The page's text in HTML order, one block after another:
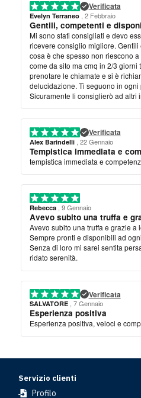
Verificata
Evelyn Terraneo , 2 Febbraio
Gentili, competenti e
Mi sono stati consigliati e devo
ricevere consiglio migliore. Gentili
cosa è che spesso non riescono
come da sito ma cmq in 2/3 giorni
prenotare le chiamate e si è
delucidazione. Ti seguono in ogni
Sicuramente li consiglierò ad altri
Verificata
Alex Barindelli , 22 Gennaio
Tempistica immediata e
tempistica immediata e
Rebecca , 9 Gennaio
Avevo subito una truffa e
Avevo subito una truffa e grazie a
Sempre pronti e disponibili ad
Senza di loro mi sarei sentita
ridato serenità.
Verificata
SALVATORE , 7 Gennaio
Esperienza positiva
Esperienza positiva, veloci e
Servizio clienti
Profilo